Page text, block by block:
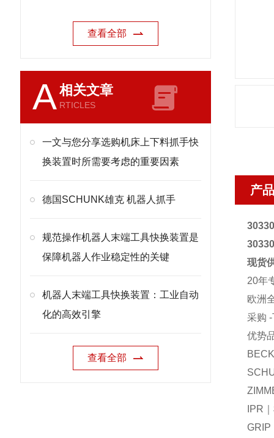
查看全部
A相关文章
RTICLES
一文与您分享选购机床上下料抓手快
换装置时所需要考虑的重要因素
德国SCHUNK雄克 机器人抓手
规范操作机器人末端工具快换装置是
保障机器人作业稳定性的关键
机器人末端工具快换装置：工业自动
化的高效引擎
查看全部
产
现货
20年
欧洲
采购
优势
IPR
GRIP